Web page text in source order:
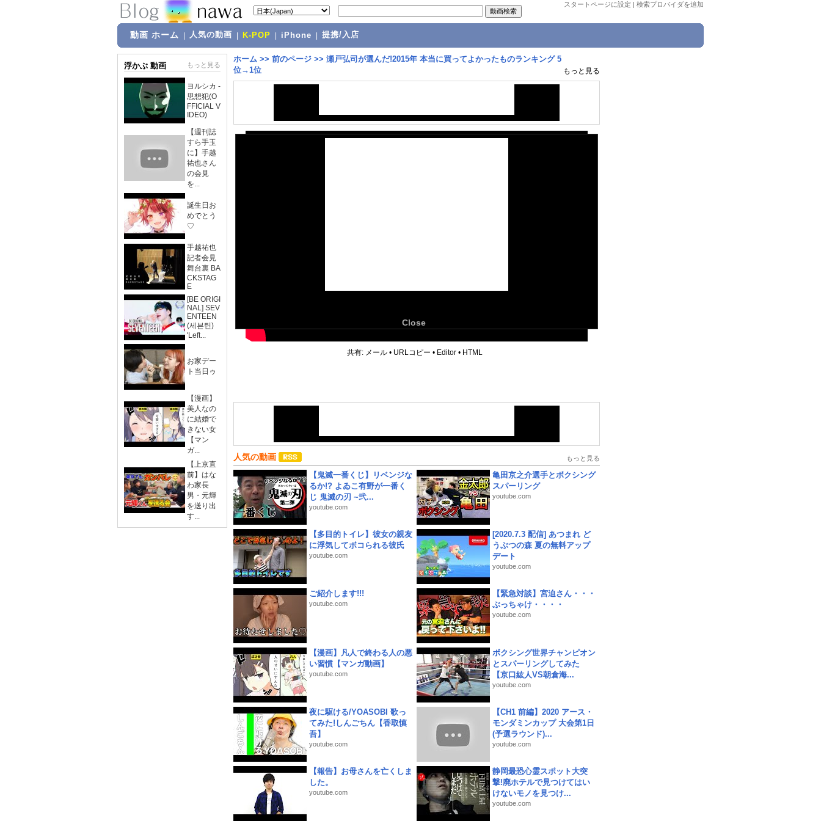
スタートページに設定 | 検索プロバイダを追加
動画 ホーム 人気の動画 K-POP iPhone 提携/入店
浮かぶ 動画 もっと見る
ヨルシカ -
思想犯(O
FFICIAL V
IDEO)
【週刊誌
すら手玉
に】手越
祐也さん
の会見
を...
誕生日お
めでとう
♡
手越祐也
記者会見
舞台裏 BA
CKSTAG
E
[BE ORIGI
NAL] SEV
ENTEEN
(세븐틴)
'Left...
お家デー
ト当日ゥ
【漫画】
美人なの
に結婚で
きない女
【マン
ガ...
【上京直
前】はな
わ家長
男・元輝
を送り出
す...
ホーム >> 前のページ >> 瀬戸弘司が選んだ!2015年 本当に買ってよかったものランキング 5
位→1位
もっと見る
Close
共有: メール • URLコピー • Editor • HTML
人気の動画 もっと見る
【鬼滅一番くじ】リベンジな
るか!? よゐこ有野が一番く
じ 鬼滅の刃 ~弐...
youtube.com
亀田京之介選手とボクシング
スパーリング
youtube.com
【多目的トイレ】彼女の親友
に浮気してボコられる彼氏
youtube.com
[2020.7.3 配信] あつまれ ど
うぶつの森 夏の無料アップ
デート
youtube.com
ご紹介します!!!
youtube.com
【緊急対談】宮迫さん・・・
ぶっちゃけ・・・・
youtube.com
【漫画】凡人で終わる人の悪
い習慣【マンガ動画】
youtube.com
ボクシング世界チャンピオン
とスパーリングしてみた
【京口紘人VS朝倉海...
youtube.com
夜に駆ける/YOASOBI 歌っ
てみた!しんごちん【香取慎
吾】
youtube.com
【CH1 前編】2020 アース・
モンダミンカップ 大会第1日
(予選ラウンド)...
youtube.com
【報告】お母さんを亡くしま
した。
youtube.com
静岡最恐心霊スポット大突
撃!廃ホテルで見つけてはい
けないモノを見つけ...
youtube.com